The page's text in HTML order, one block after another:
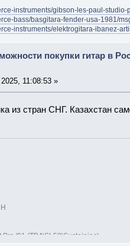
instruments/gibson-les-paul-
bass/basgitara-fender-usa-1981/
instruments/elektrogitara-ibanez-
покупки гитар в
11:08:53 »
из стран СНГ. Казахстан
'91 (TB4\SL59\Sustainiac)